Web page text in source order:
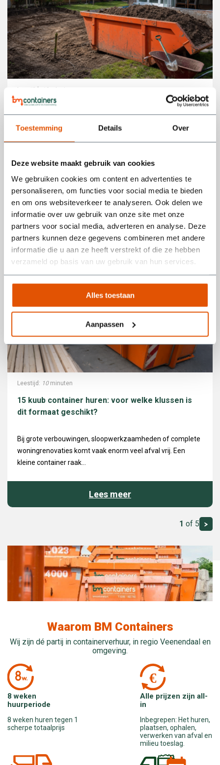
Toestemming Details Over
Deze website maakt gebruik van cookies
We gebruiken cookies om content en advertenties te
personaliseren, om functies voor social media te bieden
en om ons websiteverkeer te analyseren. Ook delen we
informatie over uw gebruik van onze site met onze
partners voor social media, adverteren en analyse. Deze
partners kunnen deze gegevens combineren met andere
informatie die u aan ze heeft verstrekt of die ze hebben
verzameld op basis van uw gebruik van hun services.
Alles toestaan
Aanpassen
Leestijd: 10 minuten
Zelf grond afvoeren of laten doen: wat is
Ga je de tuin aanpakken, een vijver uitgraven of een oprit
Lees meer
Leestijd: 10minuten
15 kuub container huren: voor welke klussen is
dit formaat geschikt?
Bij grote verbouwingen, sloopwerkzaamheden of complete
woningrenovaties komt vaak enorm veel afval vrij. Een
kleine container raak...
Lees meer
1 of 5
Waarom BM Containers
Wij zijn dé partij in containerverhuur, in regio Veenendaal en
omgeving.
8 weken
huurperiode
8 weken huren tegen 1
scherpe totaalprijs
Alle prijzen zijn all-
in
Inbegrepen: Het huren,
plaatsen, ophalen,
verwerken van afval en
milieu toeslag.